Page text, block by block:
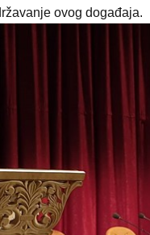
ovog događaja.